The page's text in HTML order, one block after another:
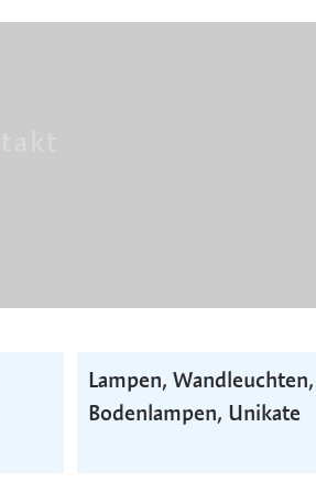
Lampen, Wand­leuchten,
Boden­lampen, Unikate